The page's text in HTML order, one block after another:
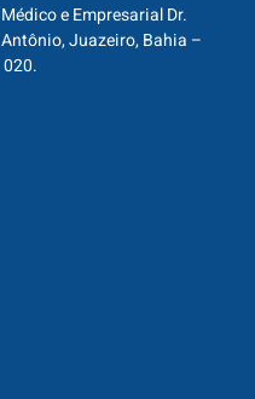
e Empresarial Dr.
Juazeiro, Bahia –
020.